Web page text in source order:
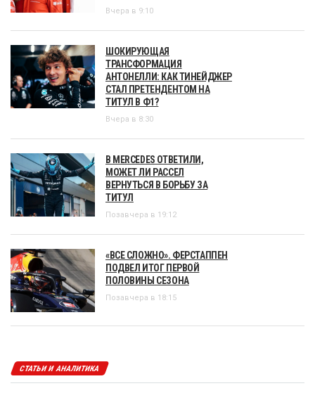
Вчера в 9:10
ШОКИРУЮЩАЯ
ТРАНСФОРМАЦИЯ
АНТОНЕЛЛИ: КАК ТИНЕЙДЖЕР
СТАЛ ПРЕТЕНДЕНТОМ НА
ТИТУЛ В Ф1?
Вчера в 8:30
В MERCEDES ОТВЕТИЛИ,
МОЖЕТ ЛИ РАССЕЛ
ВЕРНУТЬСЯ В БОРЬБУ ЗА
ТИТУЛ
Позавчера в 19:12
«ВСЕ СЛОЖНО». ФЕРСТАППЕН
ПОДВЕЛ ИТОГ ПЕРВОЙ
ПОЛОВИНЫ СЕЗОНА
Позавчера в 18:15
СТАТЬИ И АНАЛИТИКА